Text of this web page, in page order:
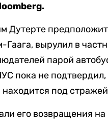
Дутерте
вырулил в
парой
пока не
под
его возвращения